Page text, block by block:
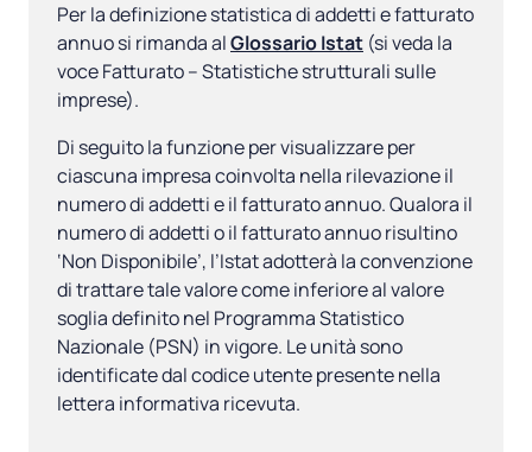
Per la definizione statistica di addetti e fatturato
annuo si rimanda alGlossario Istat (si veda la
voce Fatturato – Statistiche strutturali sulle
imprese).
Di seguito la funzione per visualizzare per
ciascuna impresa coinvolta nella rilevazione il
numero di addetti e il fatturato annuo. Qualora il
numero di addetti o il fatturato annuo risultino
‘Non Disponibile’, l’Istat adotterà la convenzione
di trattare tale valore come inferiore al valore
soglia definito nel Programma Statistico
Nazionale (PSN) in vigore. Le unità sono
identificate dal codice utente presente nella
lettera informativa ricevuta.